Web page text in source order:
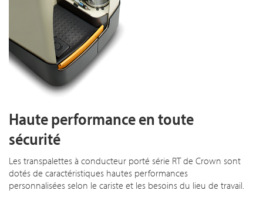
Haute performance en toute
sécurité
Les transpalettes à conducteur porté série RT de Crown sont
dotés de caractéristiques hautes performances
personnalisées selon le cariste et les besoins du lieu de travail.